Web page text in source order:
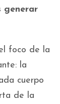
generar
foco de la
la
cuerpo
de la